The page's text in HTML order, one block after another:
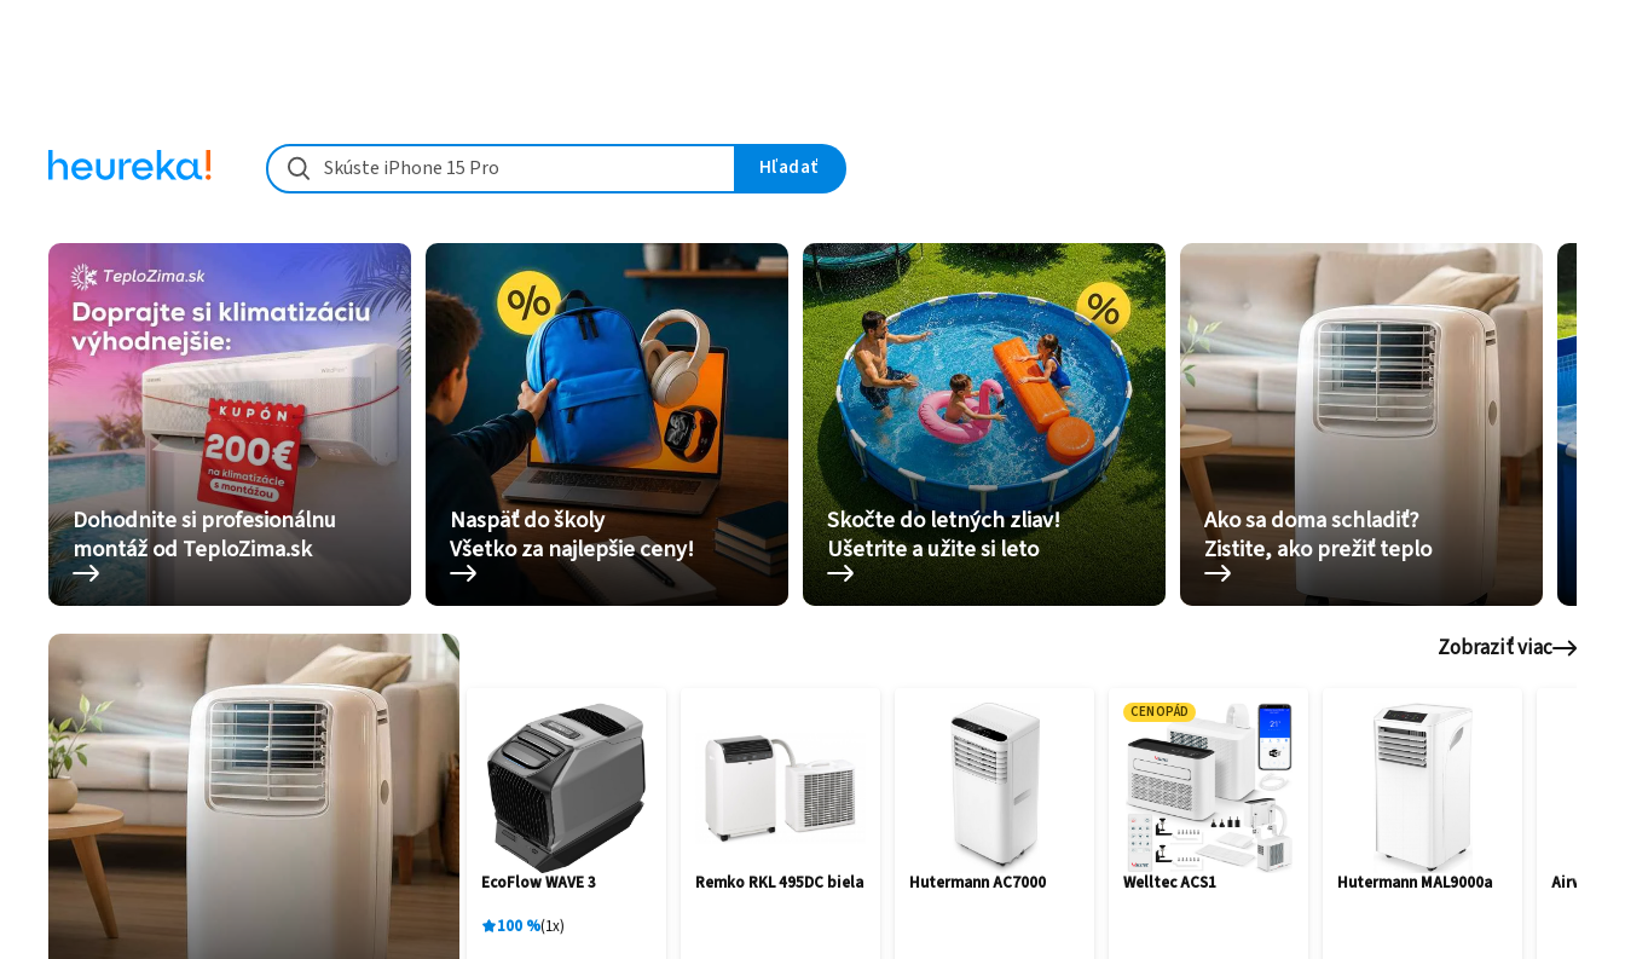
Skúste iPhone 15 Pro Hľadať
Dohodnite si profesionálnu
montáž od TeploZima.sk
Naspäť do školy
Všetko za najlepšie ceny!
Skočte do letných zliav!
Ušetrite a užite si leto
Ako sa doma schladiť?
Zistite, ako prežiť teplo
Zobraziť viac
EcoFlow WAVE 3
100 % 1x
Remko RKL 495DC biela Hutermann AC7000
CENOPÁD
Welltec ACS1 Hutermann MAL9000a Airwell